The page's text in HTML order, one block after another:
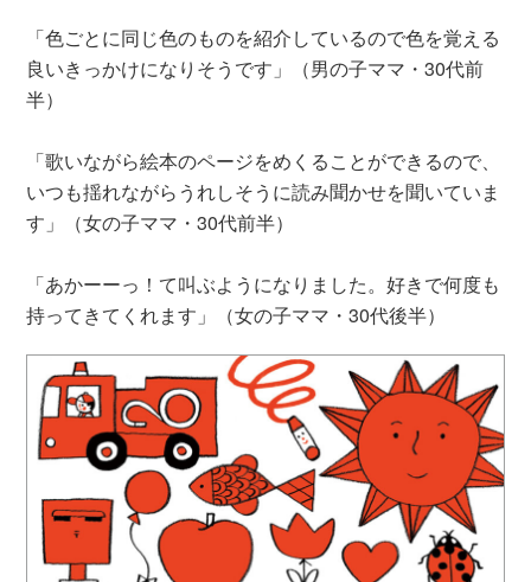
「色ごとに同じ色のものを紹介しているので色を覚える
良いきっかけになりそうです」（男の子ママ・30代前
半）
「歌いながら絵本のページをめくることができるので、
いつも揺れながらうれしそうに読み聞かせを聞いていま
す」（女の子ママ・30代前半）
「あかーーっ！て叫ぶようになりました。好きで何度も
持ってきてくれます」（女の子ママ・30代後半）